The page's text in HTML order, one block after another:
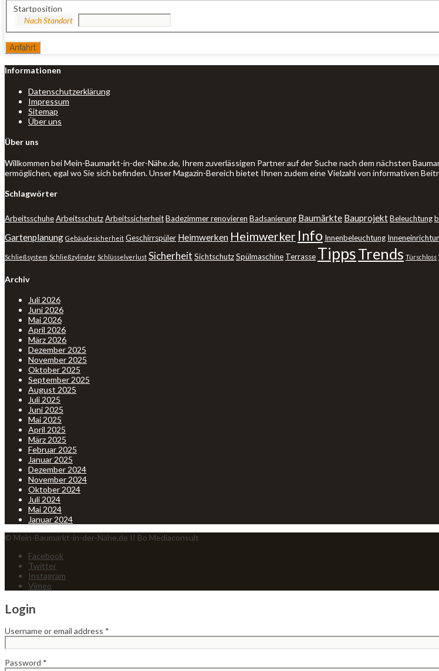
Startposition
Informationen
Datenschutzerklärung
Impressum
Sitemap
Über uns
Über uns
Willkommen bei Mein-Baumarkt-in-der-Nähe.de, Ihrem zuverlässigen Partner auf der Suche nach dem nächsten
ermöglichen, egal wo Sie sich befinden. Unser Magazin-Bereich bietet Ihnen zudem eine Vielzahl von informativen
Schlagwörter
ArbeitsschuheArbeitsschutzArbeitssicherheitBadezimmer renovieren Badsanierung Baumärkte BauprojektBeleuchtung
Gartenplanung Gebäudesicherheit Geschirrspüler Heimwerken Heimwerker Info Innenbeleuchtung
Schließsystem Schließzylinder Schlüsselverlust Sicherheit SichtschutzSpülmaschine Terrasse TippsTrends Türschloss
Archiv
Juli 2026
Juni 2026
Mai 2026
April 2026
März 2026
Dezember 2025
November 2025
Oktober 2025
September 2025
August 2025
Juli 2025
Juni 2025
Mai 2025
April 2025
März 2025
Februar 2025
Januar 2025
Dezember 2024
November 2024
Oktober 2024
Juli 2024
Mai 2024
Januar 2024
© Mein-Baumarkt-in-der-Nähe.de II Bo Mediaconsult
Facebook
Twitter
Instagram
Vimeo
Login
Username or email address *
Password *